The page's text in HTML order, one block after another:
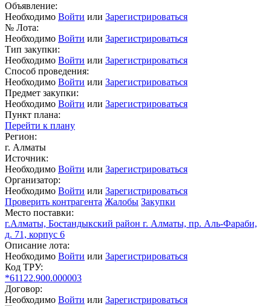
Объявление:
Необходимо Войти или Зарегистрироваться
№ Лота:
Необходимо Войти или Зарегистрироваться
Тип закупки:
Необходимо Войти или Зарегистрироваться
Способ проведения:
Необходимо Войти или Зарегистрироваться
Предмет закупки:
Необходимо Войти или Зарегистрироваться
Пункт плана:
Перейти к плану
Регион:
г. Алматы
Источник:
Необходимо Войти или Зарегистрироваться
Организатор:
Необходимо Войти или Зарегистрироваться
Проверить контрагента Жалобы Закупки
Место поставки:
г.Алматы, Бостандыкский район г. Алматы, пр. Аль-Фараби,
д. 71, корпус 6
Описание лота:
Необходимо Войти или Зарегистрироваться
Код ТРУ:
*61122.900.000003
Договор:
Необходимо Войти или Зарегистрироваться